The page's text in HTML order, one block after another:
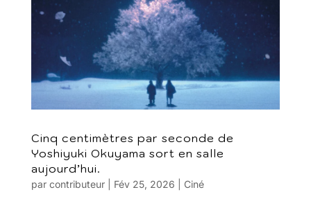
Cinq centimètres par seconde de
Yoshiyuki Okuyama sort en salle
aujourd’hui.
par contributeur| Fév 25, 2026 Ciné